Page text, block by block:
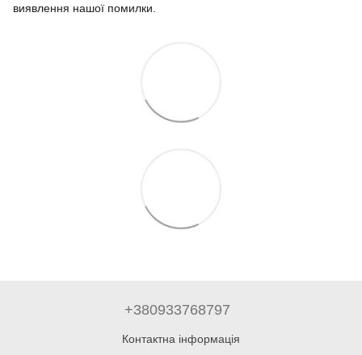
виявлення нашої помилки.
+380933768797
Контактна інформація